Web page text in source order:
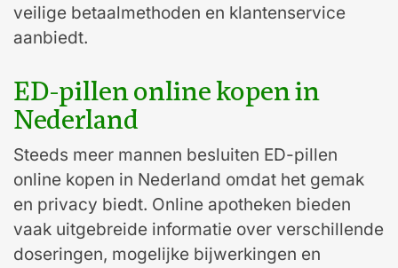
veilige betaalmethoden en klantenservice
aanbiedt.
ED-pillen online kopen in
Nederland
Steeds meer mannen besluiten ED-pillen
online kopen in Nederland omdat het gemak
en privacy biedt. Online apotheken bieden
vaak uitgebreide informatie over verschillende
doseringen, mogelijke bijwerkingen en